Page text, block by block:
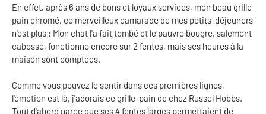
En effet, après 6 ans de bons et loyaux services, mon beau grille
pain chromé, ce merveilleux camarade de mes petits-déjeuners
n'est plus : Mon chat l'a fait tombé et le pauvre bougre, salement
cabossé, fonctionne encore sur 2 fentes, mais ses heures à la
maison sont comptées.
Comme vous pouvez le sentir dans ces premières lignes,
l'émotion est là, j'adorais ce grille-pain de chez Russel Hobbs.
Tout d'abord parce que ses 4 fentes larges permettaient de